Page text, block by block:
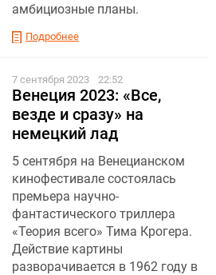
амбициозные планы.
Подробнее
7 сентября 2023 22:52
Венеция 2023: «Все,
везде и сразу» на
немецкий лад
5 сентября на Венецианском
кинофестивале состоялась
премьера научно-
фантастического триллера
«Теория всего» Тима Крогера.
Действие картины
разворачивается в 1962 году в